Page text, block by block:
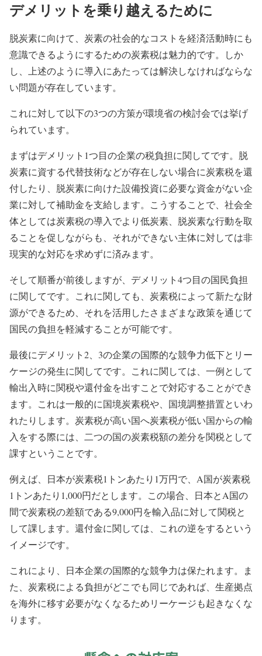
デメリットを乗り越えるために
脱炭素に向けて、炭素の社会的なコストを経済活動時にも
意識できるようにするための炭素税は魅力的です。しか
し、上述のように導入にあたっては解決しなければならな
い問題が存在しています。
これに対して以下の3つの方策が環境省の検討会では挙げ
られています。
まずはデメリット1つ目の企業の税負担に関してです。脱
炭素に資する代替技術などが存在しない場合に炭素税を還
付したり、脱炭素に向けた設備投資に必要な資金がない企
業に対して補助金を支給します。こうすることで、社会全
体としては炭素税の導入でより低炭素、脱炭素な行動を取
ることを促しながらも、それができない主体に対しては非
現実的な対応を求めずに済みます。
そして順番が前後しますが、デメリット4つ目の国民負担
に関してです。これに関しても、炭素税によって新たな財
源ができるため、それを活用したさまざまな政策を通じて
国民の負担を軽減することが可能です。
最後にデメリット2、3の企業の国際的な競争力低下とリー
ケージの発生に関してです。これに関しては、一例として
輸出入時に関税や還付金を出すことで対応することができ
ます。これは一般的に国境炭素税や、国境調整措置といわ
れたりします。炭素税が高い国へ炭素税が低い国からの輸
入をする際には、二つの国の炭素税額の差分を関税として
課すということです。
例えば、日本が炭素税1トンあたり1万円で、A国が炭素税
1トンあたり1,000円だとします。この場合、日本とA国の
間で炭素税の差額である9,000円を輸入品に対して関税と
して課します。還付金に関しては、これの逆をするという
イメージです。
これにより、日本企業の国際的な競争力は保たれます。ま
た、炭素税による負担がどこでも同じであれば、生産拠点
を海外に移す必要がなくなるためリーケージも起きなくな
ります。